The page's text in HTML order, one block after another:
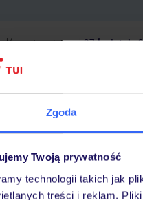
Zgoda
Twoją prywatność
technologii takich jak
treści i reklam.
w terminie od 27 kwietnia
Największe biuro podróży
w Polsce